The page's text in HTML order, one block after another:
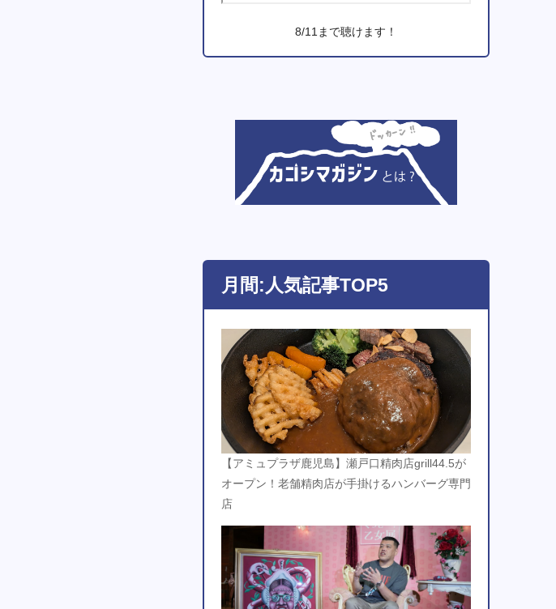
8/11まで聴けます！
月間:人気記事TOP5
【アミュプラザ鹿児島】瀬戸口精肉店grill44.5が
オープン！老舗精肉店が手掛けるハンバーグ専門
店